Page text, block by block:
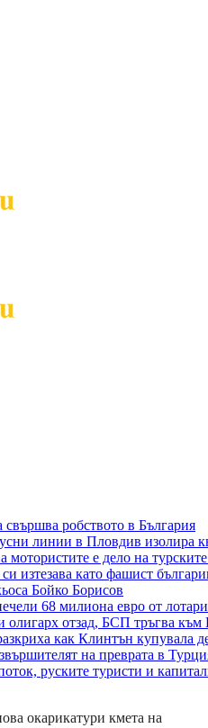
робството в България
линии в Пловдив изолира
мотористите е дело на
изтезава като фашист
Бойко Борисов
68 милиона евро от
олигарх отзад, БСП тръгва към
как Клинтън купувала
на преврата в
руските туристи и
окарикатури кмета на